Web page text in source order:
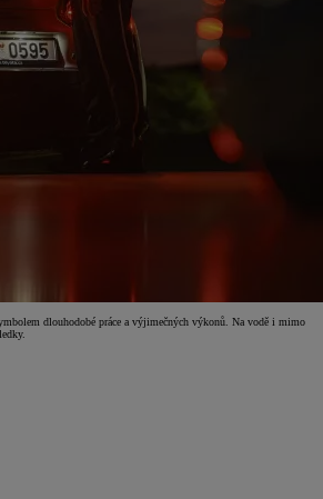
dlouhodobé práce a výjimečných výkonů. Na vodě i mimo